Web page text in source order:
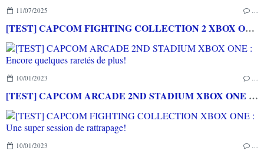
11/07/2025 …
[TEST] CAPCOM FIGHTING COLLECTION 2 XBOX ONE : une compilation surtout pour les fans de baston!
10/01/2023 …
[TEST] CAPCOM ARCADE 2ND STADIUM XBOX ONE : Encore quelques raretés de plus!
10/01/2023 …